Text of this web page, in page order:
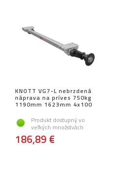
KNOTT VG7-L nebrzdená
náprava na príves 750kg
1190mm 1623mm 4x100
Produkt dostupný vo
veľkých množstvách
186,89 €